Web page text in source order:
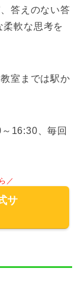
答えのない答
柔軟な思考を
室までは駅か
16:30、毎回
／
サ